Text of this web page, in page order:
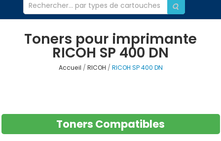
Toners pour imprimante
RICOH SP 400 DN
Accueil RICOH RICOH SP 400 DN
Toners Compatibles